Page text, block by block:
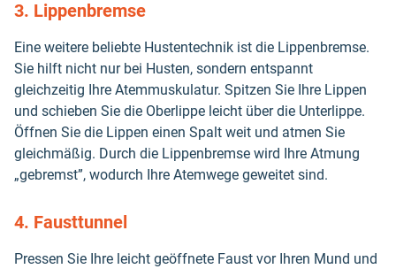
3. Lippenbremse
Eine weitere beliebte Hustentechnik ist die Lippenbremse.
Sie hilft nicht nur bei Husten, sondern entspannt
gleichzeitig Ihre Atemmuskulatur. Spitzen Sie Ihre Lippen
und schieben Sie die Oberlippe leicht über die Unterlippe.
Öffnen Sie die Lippen einen Spalt weit und atmen Sie
gleichmäßig. Durch die Lippenbremse wird Ihre Atmung
„gebremst”, wodurch Ihre Atemwege geweitet sind.
4. Fausttunnel
Pressen Sie Ihre leicht geöffnete Faust vor Ihren Mund und